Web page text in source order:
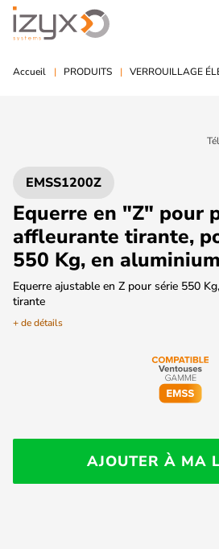
Accueil PRODUITS VERROUILLAGE
EMSS1200Z
Equerre en "Z" pour
affleurante tirante,
550 Kg, en
Equerre ajustable en Z pour série 550
tirante
+ de détails
AJOUTER À MA